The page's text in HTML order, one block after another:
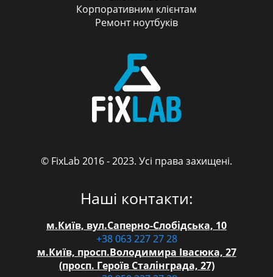
Корпоративним клієнтам
Ремонт ноутбуків
FixLab
© FixLab 2016 - 2023. Усі права захищені.
Наші контакти:
м.Київ, вул.Саперно-Слобідська, 10
+38 063 227 27 28
м.Київ, просп.Володимира Івасюка, 27
(просп. Героїв Сталінграда, 27)